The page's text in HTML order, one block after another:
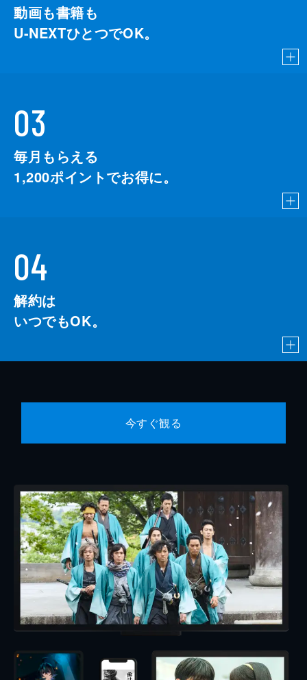
動画も書籍も
U-NEXTひとつでOK。
03
毎月もらえる
1,200ポイントでお得に。
04
解約は
いつでもOK。
今すぐ観る